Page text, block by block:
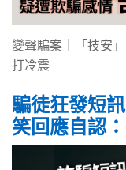
變聲騙案｜「技安
打冷震
騙徒狂發短
笑回應自認